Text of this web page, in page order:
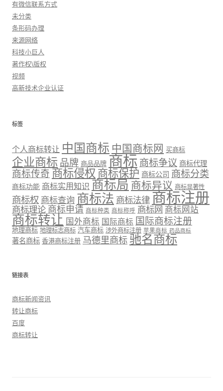
有微信联系方式
未分类
条形码办理
来源网络
科技小巨人
著作权\版权
视频
高新技术企业认证
标签
个人商标转让 中国商标 中国商标网 买商标
企业商标 品牌 商品品牌 商标 商标争议 商标代理
商标传奇 商标侵权 商标保护 商标公司 商标分类
商标功能 商标实用知识 商标局 商标异议 商标显著性
商标权 商标查询 商标法 商标法律 商标注册
商标理论 商标申请 商标种类 商标称呼 商标网 商标网站
商标转让 国外商标 国际商标 国际商标注册
地理商标 地理标志商标 汽车商标 涉外商标注册 苹果商标 药品商标
著名商标 香港商标注册 马德里商标 驰名商标
链接表
商标新闻资讯
转让商标
百度
商标转让